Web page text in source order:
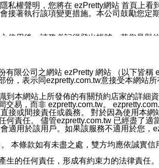
權聲明，您將在 ezPretty網站 首頁上
著執行該項變更措施。本公司鼓勵您定
用後，請務必記得登出帳號。若您是與
料或電子郵件供您參考。您能依照該資
接收到通知型訊息。
不會被傳送。滿足以下三個條件者，將可
限公司之網站 ezPretty 網站 （以下皆稱
，表示同ezpretty.com.tw意接受本網站所
本網站上所發佈的有關預約店家的詳細
易，而非 ezpretty.com.tw。
或間接責任或義務。 對於因為使用本
責任。 儘管ezpretty.com.tw 已經盡了
用於該用戶。如果該服務不適用於您，
本條款如有未盡之處，雙方均應依誠實信
的任何責任，形成有約束力的法律責任